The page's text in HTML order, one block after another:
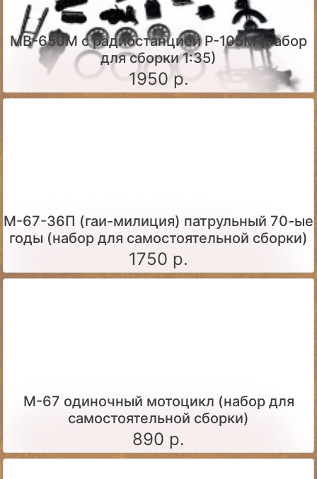
МВ-650М с радиостанцией Р-105М (набор
для сборки 1:35)
1950 р.
М-67-36П (гаи-милиция) патрульный 70-ые
годы (набор для самостоятельной сборки)
1750 р.
М-67 одиночный мотоцикл (набор для
самостоятельной сборки)
890 р.